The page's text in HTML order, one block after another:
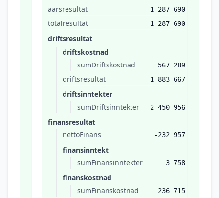
aarsresultat 1 287 690
totalresultat 1 287 690
driftsresultat
driftskostnad
sumDriftskostnad
567 289
driftsresultat 1 883 667
driftsinntekter
sumDriftsinntekter
2 450 956
finansresultat
nettoFinans
-232 957
finansinntekt
sumFinansinntekter
3 758
finanskostnad
sumFinanskostnad
236 715